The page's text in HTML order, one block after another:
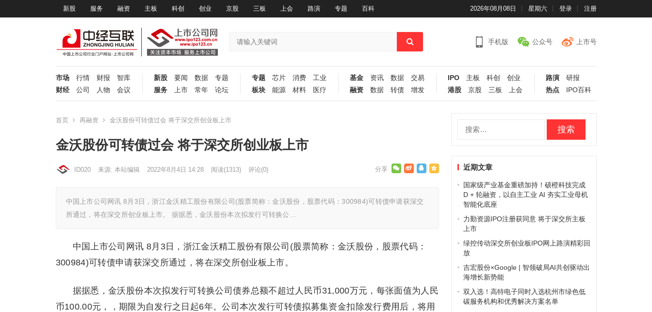
新股 服务 融资 主板 科创 创业 京股 三板 上会 路演 专题 百科 2026年08月08日 星期六 登录 注册
手机版 公众号 上市号
市场 行情 财报
智库
财经
公司 人物 会议
新股 要闻 数据
专题
服务
上市 常年 论坛
专题 芯片 消费
工业
板块
能源 材料 医疗
基金 资讯 数据
交易
融资
数据 转债 增发
IPO 主板 科创
创业
港股
京股 三板 上会
路演
研报
热点
IPO百科
首页 再融资 金沃股份可转债过会 将于深交所创业板上市
金沃股份可转债过会 将于深交所创业板上市
ID020 来源: 本站编辑 2022年8月4日 14:28 阅读(1313) 评论(0)
中国上市公司网讯 8月3日，浙江金沃精工股份有限公司(股票简称：金沃股份，股票代码：300984)可转债申请获深交
所通过，将在深交所创业板上市。 据据悉，金沃股份本次拟发行可转换公…
中国上市公司网讯 8月3日，浙江金沃精工股份有限公司(股票简称：金沃股份，股票代码：
300984)可转债申请获深交所通过，将在深交所创业板上市。
据据悉，金沃股份本次拟发行可转换公司债券总额不超过人民币31,000万元，每张面值为人民
币100.00元，，期限为自发行之日起6年。公司本次发行可转债拟募集资金扣除发行费用后，将用
近期文章
国家级产业基金重磅加持！硕橙科技完成
D + 轮融资，以自主工业 AI 夯实工业母机
智能化底座
力勤资源IPO注册获同意 将于深交所主板
上市
绿控传动深交所创业板IPO网上路演精彩回
放
吉宏股份×Google | 智领破局AI共创驱动出
海增长新势能
双入选！高特电子同时入选杭州市绿色低
碳服务机构和优秀解决方案名单